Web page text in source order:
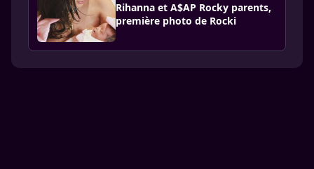
Rihanna et A$AP Rocky parents,
première photo de Rocki